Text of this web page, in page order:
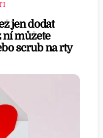
jen dodat
ní můžete
scrub na rty